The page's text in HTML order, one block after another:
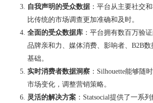
自我声明的受众数据 ：平台从主要社交
比传统的市场调查更加准确和及时。
全面的受众数据库 ：平台拥有数百万验
品牌亲和力、媒体消费、影响者、B2B
基础。
实时消费者数据洞察 ：Silhouette能够随
市场变化，调整营销策略。
灵活的解决方案 ：Statsocial提供了一系